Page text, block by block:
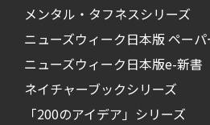
メンタル・タフネスシリーズ
ニューズウィーク日本版 ペー
ニューズウィーク日本版e-新書
ネイチャーブックシリーズ
「200のアイデア」シリーズ